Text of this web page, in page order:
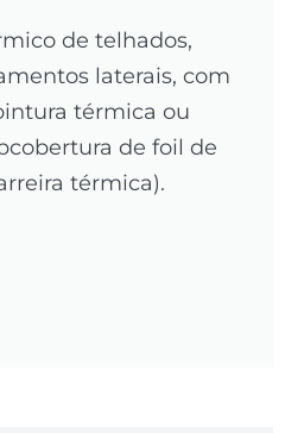
de telhados,
laterais, com
térmica ou
de foil de
térmica).